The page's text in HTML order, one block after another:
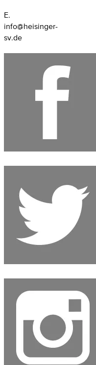
E.
info@heisinger-
sv.de